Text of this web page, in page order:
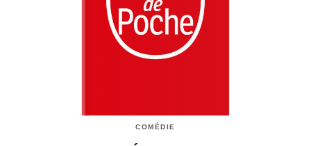
COMÉDIE